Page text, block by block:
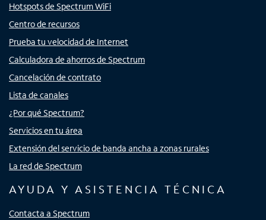
Hotspots de Spectrum WiFi
Centro de recursos
Prueba tu velocidad de Internet
Calculadora de ahorros de Spectrum
Cancelación de contrato
Lista de canales
¿Por qué Spectrum?
Servicios en tu área
Extensión del servicio de banda ancha a zonas rurales
La red de Spectrum
AYUDA Y ASISTENCIA TÉCNICA
Contacta a Spectrum